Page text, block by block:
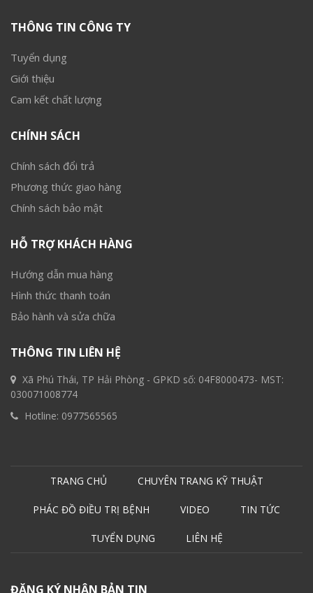
THÔNG TIN CÔNG TY
Tuyển dụng
Giới thiệu
Cam kết chất lượng
CHÍNH SÁCH
Chính sách đổi trả
Phương thức giao hàng
Chính sách bảo mật
HỖ TRỢ KHÁCH HÀNG
Hướng dẫn mua hàng
Hình thức thanh toán
Bảo hành và sửa chữa
THÔNG TIN LIÊN HỆ
Xã Phú Thái, TP Hải Phòng - GPKD số: 04F8000473- MST:
030071008774
Hotline: 0977565565
TRANG CHỦ CHUYÊN TRANG KỸ THUẬT
PHÁC ĐỒ ĐIỀU TRỊ BỆNH VIDEO TIN TỨC
TUYỂN DỤNG LIÊN HỆ
ĐĂNG KÝ NHẬN BẢN TIN